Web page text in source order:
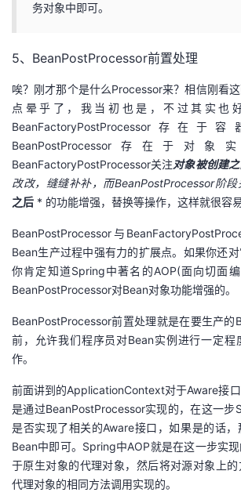
务对象中即可。
5、BeanPostProcessor前置处理
唉？刚才那个是什么Processor来？相信刚看
点晕乎了，我当初也是，不过其实也
BeanFactoryPostProcessor存在
BeanPostProcessor存在于对象
BeanFactoryPostProcessor关注对象被创建
改改，缝缝补补，而BeanPostProcessor阶段
之后 * 的功能增强，替换等操作，这样就很容易
BeanPostProcessor与
Bean生产过程中强有力的扩展点。如果你还
你肯定知道Spring中著名的AOP(面向切面
BeanPostProcessor对Bean对象功能增强的。
BeanPostProcessor前置处理就是在要生产的
前，允许我们程序员对Bean实例进行一定程
作。
前面讲到的ApplicationContext对于Aware接
是通过BeanPostProcessor实现的，在这一步
是否实现了相关的Aware接口，如果是的话，
Bean中即可。Spring中AOP就是在这一步实
于原生对象的代理对象，然后将对源对象上
代理对象的相同方法调用实现的。